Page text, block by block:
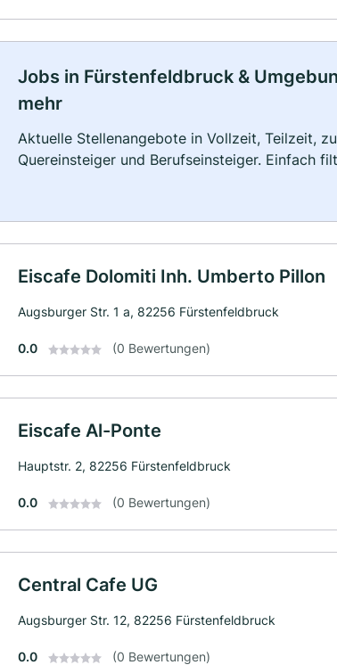
Jobs in Fürstenfeldbruck &
mehr
Aktuelle Stellenangebote in Vollzeit, Teilzeit,
Quereinsteiger und Berufseinsteiger. Einfach
Eiscafe Dolomiti Inh. Umberto Pillon
Augsburger Str. 1 a, 82256 Fürstenfeldbruck
0.0 (0 Bewertungen)
Eiscafe Al-Ponte
Hauptstr. 2, 82256 Fürstenfeldbruck
0.0 (0 Bewertungen)
Central Cafe UG
Augsburger Str. 12, 82256 Fürstenfeldbruck
0.0 (0 Bewertungen)